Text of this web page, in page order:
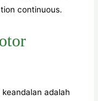
continuous.
adalah